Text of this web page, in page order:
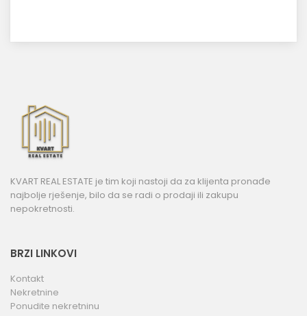
KVART REAL ESTATE je tim koji nastoji da za klijenta pronađe
najbolje rješenje, bilo da se radi o prodaji ili zakupu
nepokretnosti.
BRZI LINKOVI
Kontakt
Nekretnine
Ponudite nekretninu